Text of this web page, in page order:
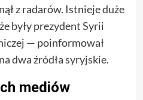
z radarów. Istnieje duże
były prezydent Syrii
— poinformował
dwa źródła syryjskie.
mediów